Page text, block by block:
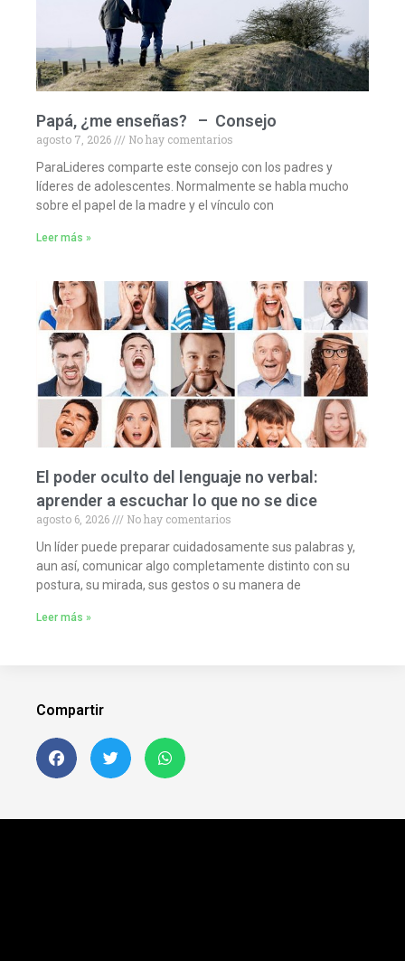
Papá, ¿me enseñas? – Consejo
agosto 7, 2026
No hay comentarios
ParaLideres comparte este consejo con los padres y
líderes de adolescentes. Normalmente se habla mucho
sobre el papel de la madre y el vínculo con
Leer más »
El poder oculto del lenguaje no verbal:
aprender a escuchar lo que no se dice
agosto 6, 2026
No hay comentarios
Un líder puede preparar cuidadosamente sus palabras y,
aun así, comunicar algo completamente distinto con su
postura, su mirada, sus gestos o su manera de
Leer más »
Compartir